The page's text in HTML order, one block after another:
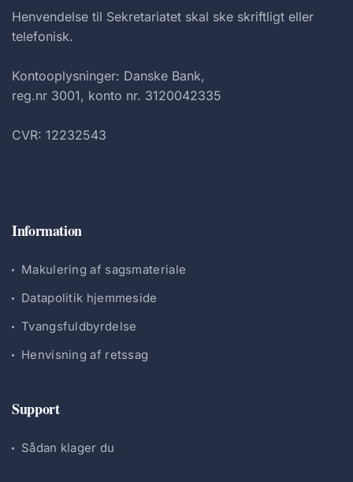
Henvendelse til Sekretariatet skal ske skriftligt eller
telefonisk.
Kontooplysninger: Danske Bank,
reg.nr 3001, konto nr. 3120042335
CVR: 12232543
Information
Makulering af sagsmateriale
Datapolitik hjemmeside
Tvangsfuldbyrdelse
Henvisning af retssag
Support
Sådan klager du